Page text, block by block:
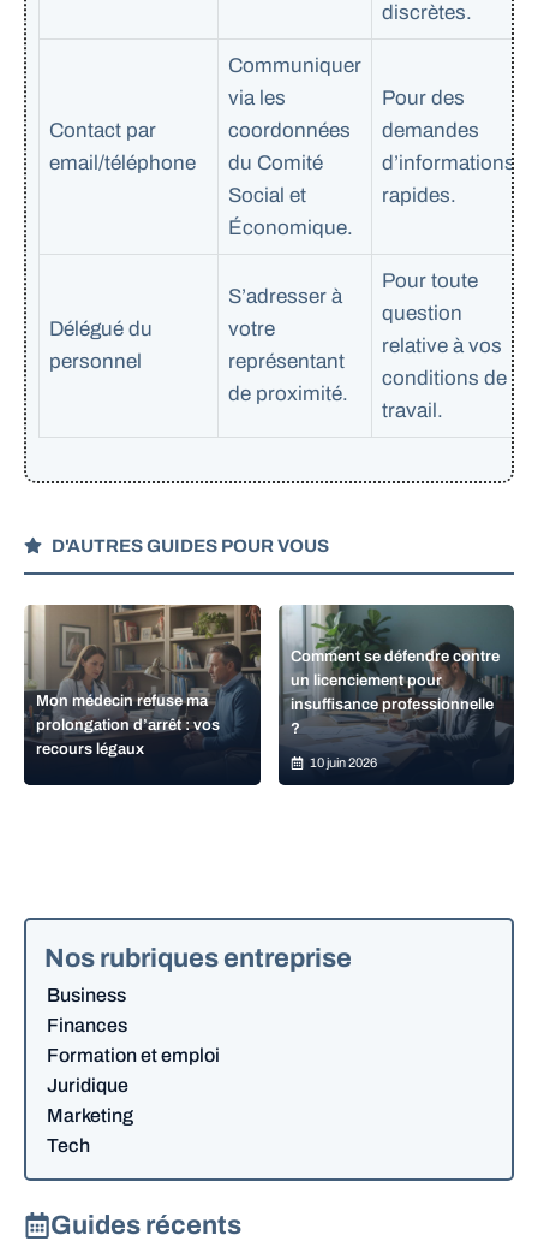
discrètes.
Contact par
email/téléphone
Communiquer
via les
coordonnées
du Comité
Social et
Économique.
Pour des
demandes
d’informations
rapides.
Délégué du
personnel
S’adresser à
votre
représentant
de proximité.
Pour toute
question
relative à vos
conditions de
travail.
D'AUTRES GUIDES POUR VOUS
Mon médecin refuse ma
prolongation d’arrêt : vos
recours légaux
Comment se défendre contre
un licenciement pour
insuffisance professionnelle
?
10 juin 2026
Nos rubriques entreprise
Business
Finances
Formation et emploi
Juridique
Marketing
Tech
Guides récents